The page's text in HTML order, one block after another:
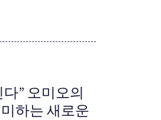
다” 오미오의
하는 새로운